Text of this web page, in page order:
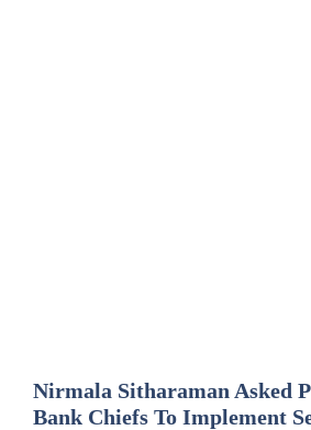
Nirmala Sitharaman Asked
Bank Chiefs To Implement